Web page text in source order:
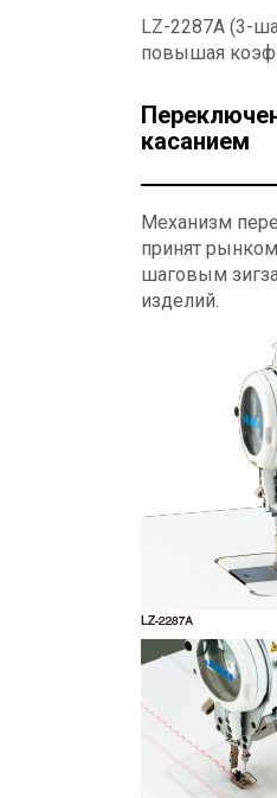
LZ-2287A (3-
повышая
касанием
Механизм
принят
шаговым
изделий.